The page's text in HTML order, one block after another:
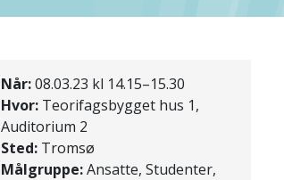
Når:08.03.23 kl 14.15–15.30
Hvor:Teorifagsbygget hus 1,
Auditorium 2
Sted:Tromsø
Målgruppe:Ansatte, Studenter,